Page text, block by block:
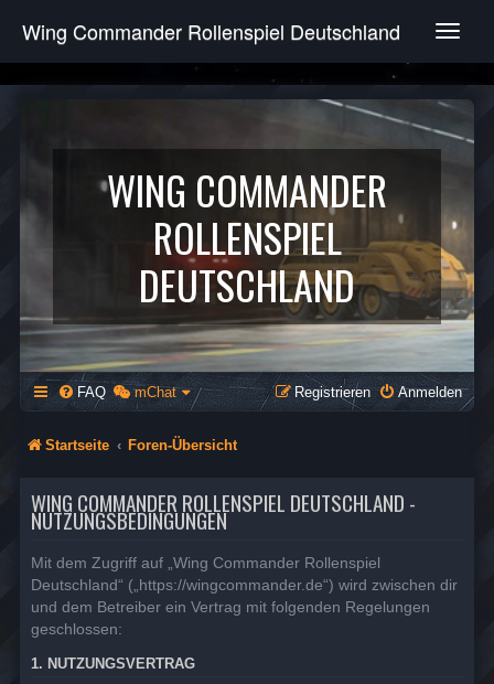
T
g
e
v
g
a
t
i
o
n
Wing Commander Rollenspiel Deutschland
WING COMMANDER
ROLLENSPIEL
DEUTSCHLAND
FAQ mChat Anmelden
Registrieren
Startseite Foren-Übersicht
WING COMMANDER ROLLENSPIEL DEUTSCHLAND -
NUTZUNGSBEDINGUNGEN
Mit dem Zugriff auf „Wing Commander Rollenspiel
Deutschland“ („https://wingcommander.de“) wird zwischen dir
und dem Betreiber ein Vertrag mit folgenden Regelungen
geschlossen:
1. NUTZUNGSVERTRAG